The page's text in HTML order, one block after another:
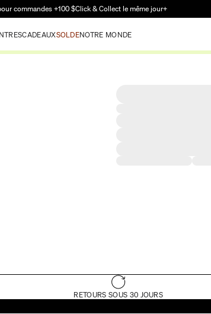
au contenu principal
commandes +100 $Click & Collect le même jour+
CADEAUXSOLDENOTRE MONDE
RETOURS SOUS 30 JOURS